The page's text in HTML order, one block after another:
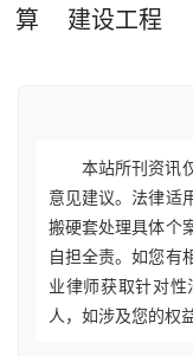
算
建设工程
本站所刊资讯
意见建议。法律适
搬硬套处理具体个
自担全责。如您有
业律师获取针对
人，如涉及您的权